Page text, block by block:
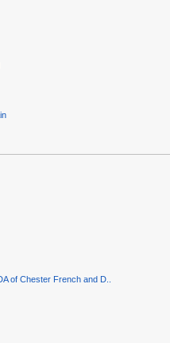
of Chester French and D..